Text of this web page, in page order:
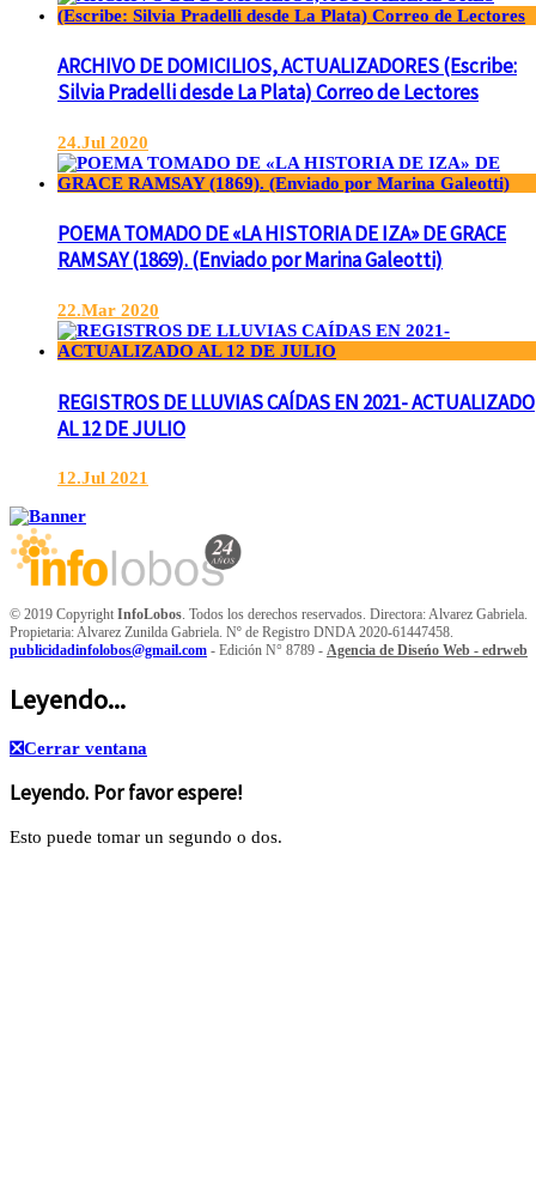
ARCHIVO DE DOMICILIOS, ACTUALIZADORES (Escribe:
Silvia Pradelli desde La Plata) Correo de Lectores
24.Jul 2020
POEMA TOMADO DE «LA HISTORIA DE IZA» DE GRACE
RAMSAY (1869). (Enviado por Marina Galeotti)
22.Mar 2020
REGISTROS DE LLUVIAS CAÍDAS EN 2021- ACTUALIZADO
AL 12 DE JULIO
12.Jul 2021
© 2019 Copyright InfoLobos. Todos los derechos reservados. Directora: Alvarez Gabriela.
Propietaria: Alvarez Zunilda Gabriela. Nº de Registro DNDA 2020-61447458.
publicidadinfolobos@gmail.com - Edición N° 8789 - Agencia de Diseńo Web - edrweb
Leyendo...
❎Cerrar ventana
Leyendo. Por favor espere!
Esto puede tomar un segundo o dos.